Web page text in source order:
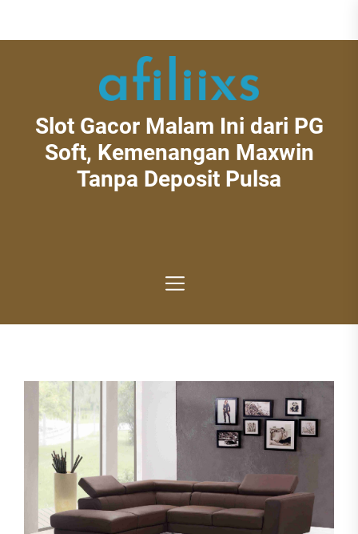
Slot
Gacor
Malam
Ini
Kemenangan
Tanpa
Slot Gacor Malam Ini dari PG
Soft, Kemenangan Maxwin
Tanpa Deposit Pulsa